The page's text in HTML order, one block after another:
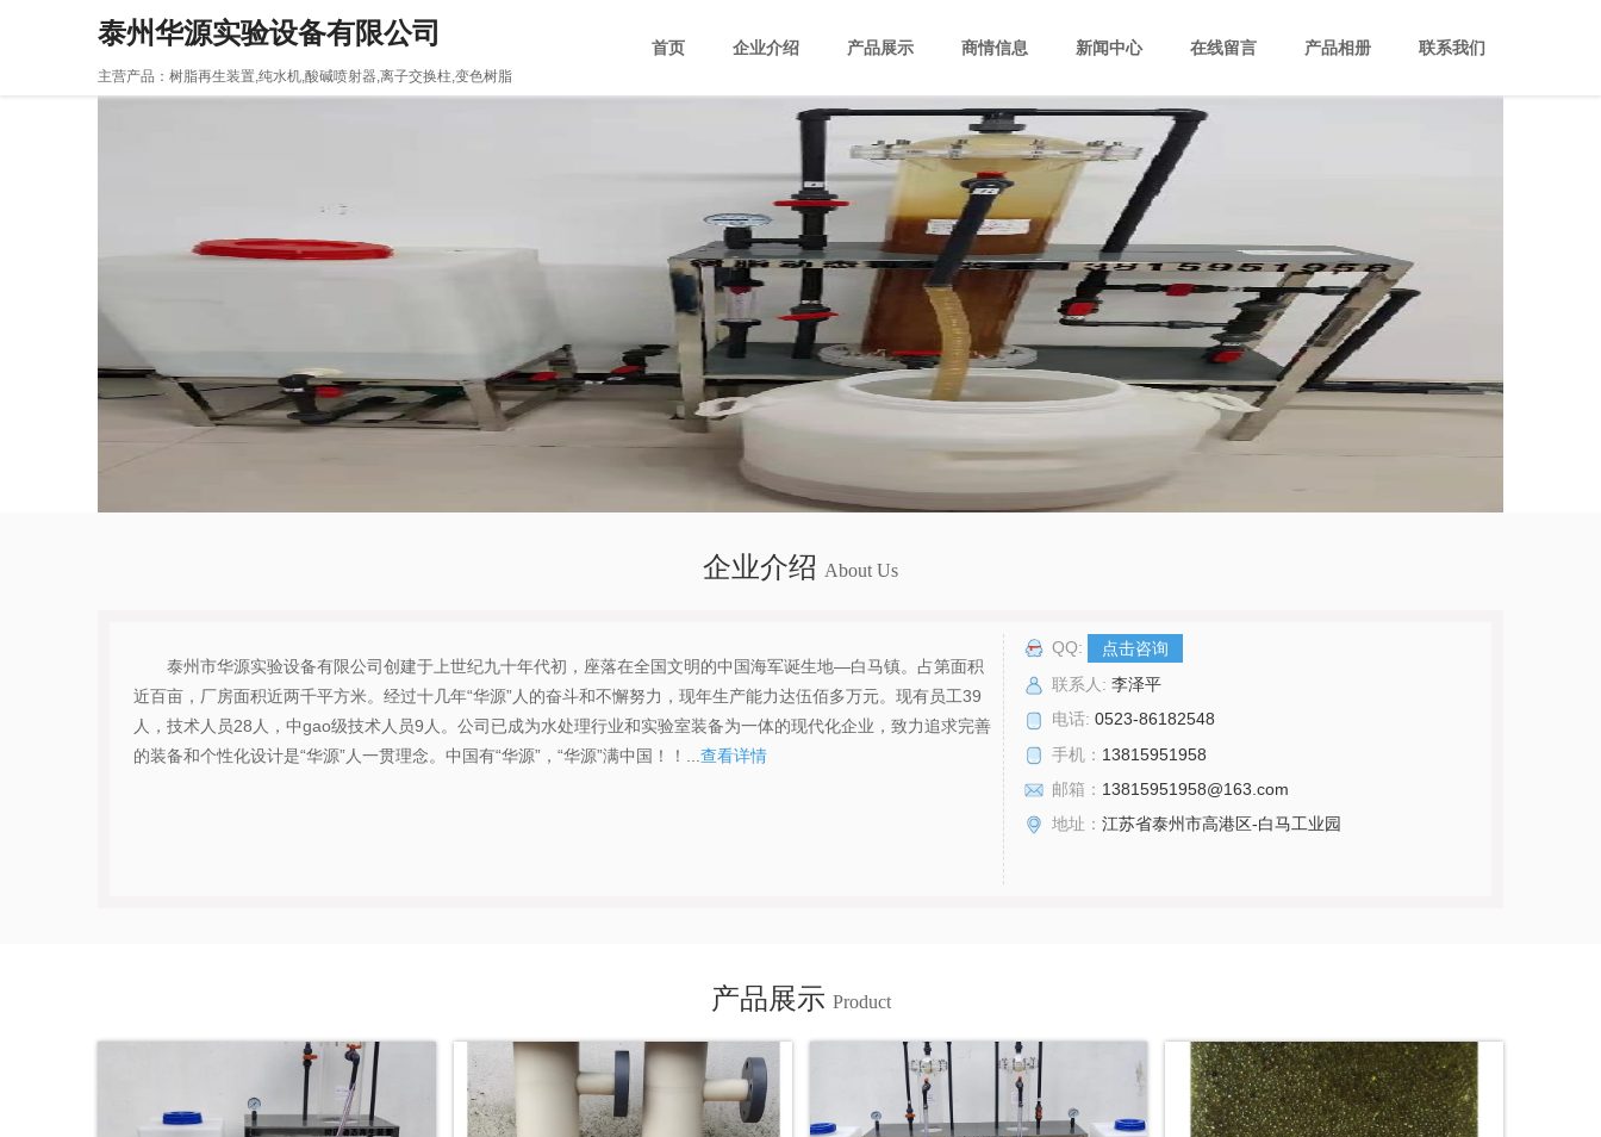
泰州华源实验设备有限公司
主营产品：树脂再生装置,纯水机,酸碱喷射器,离子交换柱,变色树脂
首页 企业介绍 产品展示 商情信息 新闻中心 在线留言 产品相册 联系我们
企业介绍 About Us
QQ:
点击咨询
联系人: 李泽平
电话: 0523-86182548
手机： 13815951958
邮箱： 13815951958@163.com
地址： 江苏省泰州市高港区-白马工业园
泰州市华源实验设备有限公司创建于上世纪九十年代初，座落在全国文明的中国海军诞生地—白马镇。占第面积
近百亩，厂房面积近两千平方米。经过十几年“华源”人的奋斗和不懈努力，现年生产能力达伍佰多万元。现有员工39
人，技术人员28人，中gao级技术人员9人。公司已成为水处理行业和实验室装备为一体的现代化企业，致力追求完善
的装备和个性化设计是“华源”人一贯理念。中国有“华源”，“华源”满中国！！... 查看详情
产品展示 Product